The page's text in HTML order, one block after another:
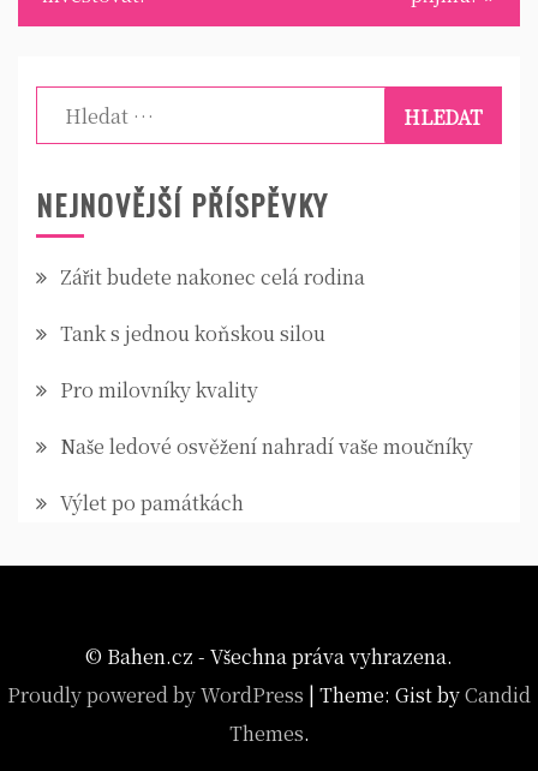
příspěvek
Vyhledávání
NEJNOVĚJŠÍ PŘÍSPĚVKY
Zářit budete nakonec celá rodina
Tank s jednou koňskou silou
Pro milovníky kvality
Naše ledové osvěžení nahradí vaše moučníky
Výlet po památkách
© Bahen.cz - Všechna práva vyhrazena.
Proudly powered by WordPress | Theme: Gist byCandid
Themes.